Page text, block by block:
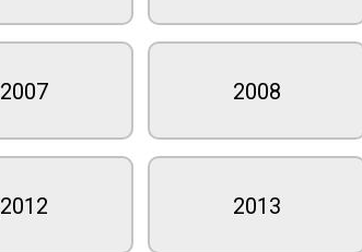
2007 2008
2012 2013